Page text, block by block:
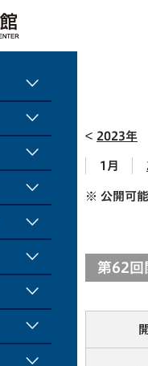
2023年
1月
※ 公開可
第62回